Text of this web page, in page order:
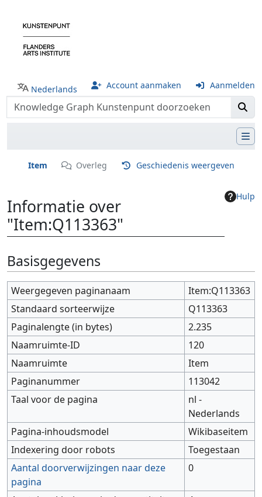
Nederlands Account aanmaken Aanmelden
Item Overleg Geschiedenis weergeven
Hulp
Informatie over
"Item:Q113363"
Ga naar:
Basisgegevens
Weergegeven paginanaam
Item:Q113363
Standaard sorteerwijze
Q113363
Paginalengte (in bytes)
2.235
Naamruimte-ID
120
Naamruimte
Item
Paginanummer
113042
Taal voor de pagina
nl -
Nederlands
Pagina-inhoudsmodel
Wikibaseitem
Indexering door robots
Toegestaan
Aantal doorverwijzingen naar deze
pagina
0